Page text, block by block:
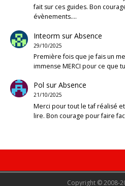
fait sur ces guides. Bon
évènements.…
Inteorm surAbsence
29/10/2025
Première fois que je fais un
immense MERCI pour ce que
Pol surAbsence
21/10/2025
Merci pour tout le taf réalisé
lire. Bon courage pour faire
Copyright © 2008-